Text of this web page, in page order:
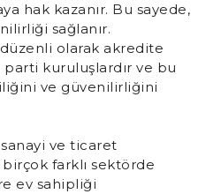
hak kazanır. Bu sayede,
sağlanır.
olarak akredite
kuruluşlardır ve bu
ve güvenilirliğini
ve ticaret
farklı sektörde
ev sahipliği